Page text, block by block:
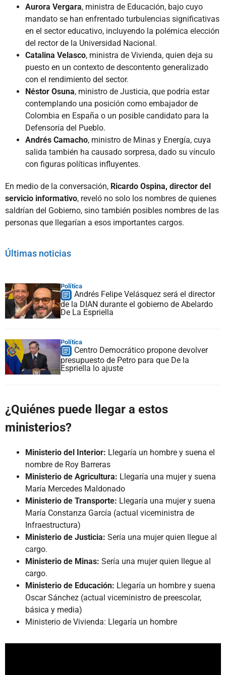
Aurora Vergara, ministra de Educación, bajo cuyo
mandato se han enfrentado turbulencias significativas
en el sector educativo, incluyendo la polémica elección
del rector de la Universidad Nacional.
Catalina Velasco, ministra de Vivienda, quien deja su
puesto en un contexto de descontento generalizado
con el rendimiento del sector.
Néstor Osuna, ministro de Justicia, que podría estar
contemplando una posición como embajador de
Colombia en España o un posible candidato para la
Defensoría del Pueblo.
Andrés Camacho, ministro de Minas y Energía, cuya
salida también ha causado sorpresa, dado su vínculo
con figuras políticas influyentes.
En medio de la conversación, Ricardo Ospina, director del
servicio informativo, reveló no solo los nombres de quienes
saldrían del Gobierno, sino también posibles nombres de las
personas que llegarían a esos importantes cargos.
Últimas noticias
Política
Andrés Felipe Velásquez será el director
de la DIAN durante el gobierno de Abelardo
De La Espriella
Política
Centro Democrático propone devolver
presupuesto de Petro para que De la
Espriella lo ajuste
¿Quiénes puede llegar a estos
ministerios?
Ministerio del Interior: Llegaría un hombre y suena el
nombre de Roy Barreras
Ministerio de Agricultura: Llegaría una mujer y suena
María Mercedes Maldonado
Ministerio de Transporte: Llegaría una mujer y suena
María Constanza García (actual viceministra de
Infraestructura)
Ministerio de Justicia: Sería una mujer quien llegue al
cargo.
Ministerio de Minas: Sería una mujer quien llegue al
cargo.
Ministerio de Educación: Llegaría un hombre y suena
Oscar Sánchez (actual viceministro de preescolar,
básica y media)
Ministerio de Vivienda: Llegaría un hombre